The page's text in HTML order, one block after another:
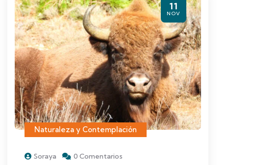
11
NOV
Naturaleza y Contemplación
Soraya 0 Comentarios